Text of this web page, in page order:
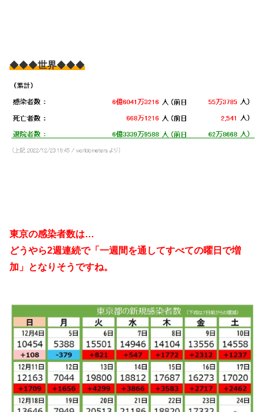
◆◆◆世界◆◆◆
東京の感染者数は…
どうやら2週連続で「一週間を通してすべての曜日で増
加」となりそうですね。